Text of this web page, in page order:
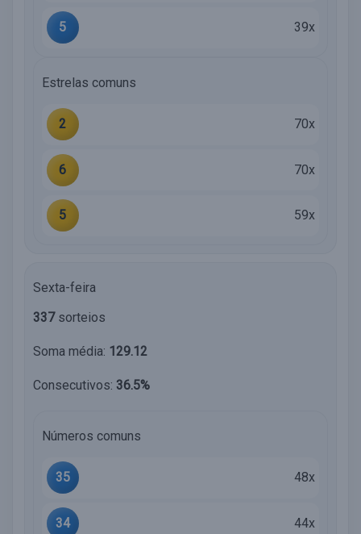
5 39x
Estrelas comuns
2 70x
6 70x
5 59x
Sexta-feira
337sorteios
Soma média: 129.12
Consecutivos: 36.5%
Números comuns
35 48x
34 44x